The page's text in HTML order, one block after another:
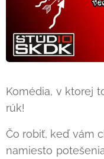
Komédia, v ktorej
rúk!
Čo robiť, keď vám
namiesto